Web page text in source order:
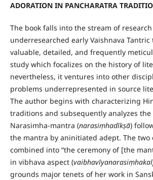
ADORATION IN PANCHARATRA
The book falls into the stream of
underresearched early Vaishnava
valuable, detailed, and frequently
study which focalizes on the history of
nevertheless, it ventures into other
problems underrepresented in source
The author begins with characterizing
traditions and subsequently analyzes
Narasimha-mantra (narasiṃhadīkṣā)
the mantra by aninitiated adept. The two
combined into “the ceremony of [the
in vibhava aspect (
grounds major tenets of her work in